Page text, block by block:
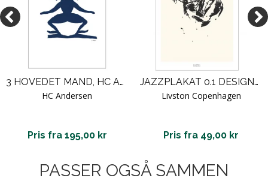
3 HOVEDET MAND, HC ANDERSEN PAPIRKLIP. PLAKAT
HC Andersen
Pris fra 195,00 kr
JAZZPLAKAT 0.1 DESIGNPLAKAT
Livston Copenhagen
Pris fra 49,00 kr
PASSER OGSÅ SAMMEN